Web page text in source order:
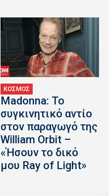
ΚΟΣΜΟΣ
Madonna: Το
συγκινητικό αντίο
στον παραγωγό της
William Orbit –
«Ήσουν το δικό
μου Ray of Light»